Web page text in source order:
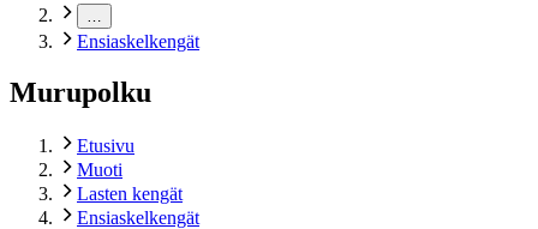
Ensiaskelkengät
Murupolku
Etusivu
Muoti
Lasten kengät
Ensiaskelkengät